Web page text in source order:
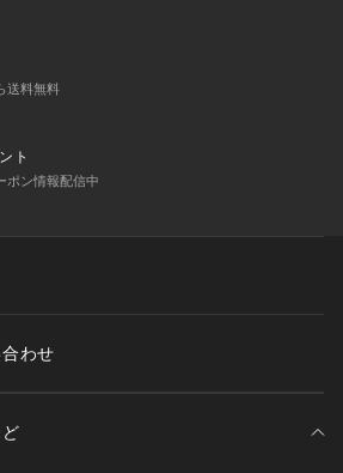
送料無料
ト
ポン情報配信中
わせ